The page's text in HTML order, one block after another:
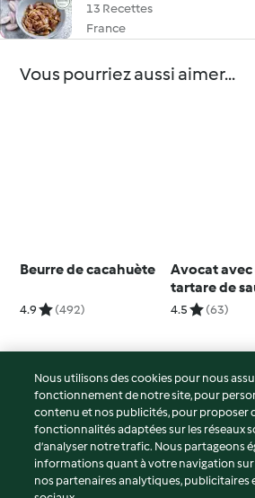
13 Recettes
France
Vous pourriez aussi aimer...
Beurre de cacahuète
4.9 (492)
Avocat
tartare de
4.5 (63)
© Copyright 2026
Conditions d'utilisation
Politique de confidentialité
Non-responsabilité
Nous utilisons des cookies pour nous
fonctionnement de notre site, pour
contenu et nos publicités, pour proposer
fonctionnalités adaptées sur les réseaux
d’analyser notre trafic. Nous partageons
informations quant à votre navigation
nos partenaires analytiques, publicitaires